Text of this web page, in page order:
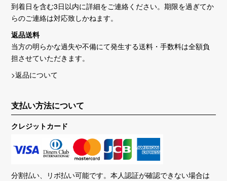
到着日を含む3日以内に詳細をご連絡ください。期限を過ぎてか
らのご連絡は対応致しかねます。
返品送料
当方の明らかな過失や不備にて発生する送料・手数料は全額負
担させていただきます。
>返品について
支払い方法について
クレジットカード
分割払い、リボ払い可能です。本人認証が確認できない場合は